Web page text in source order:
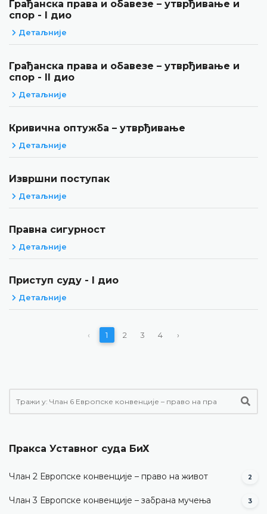
Грађанска права и обавезе – утврђивање и
спор - I дио
Детаљније
Грађанска права и обавезе – утврђивање и
спор - II дио
Детаљније
Кривична оптужба – утврђивање
Детаљније
Извршни поступак
Детаљније
Правна сигурност
Детаљније
Приступ суду - I дио
Детаљније
‹ 1 2 3 4 ›
Пракса Уставног суда БиХ
Члан 2 Европске конвенције – право на живот 2
Члан 3 Европске конвенције – забрана мучења 3